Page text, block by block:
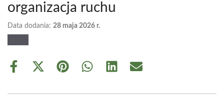
organizacja ruchu
Data dodania: 28 maja 2026 r.
Share
Share
(Twitter)
Share Share Share Share